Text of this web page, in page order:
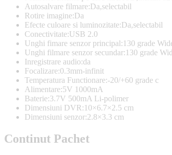
Autosalvare filmare:Da,selectabil
Rotire imagine:Da
Efecte culoare si luminozitate:Da,selectabil
Conectivitate:USB 2.0
Unghi fimare senzor principal:130 grade
Unghi filmare senzor secundar:130 grade
Inregistrare audio:da
Focalizare:0.3mm-infinit
Temperatura Functionare:-20/+60 grade c
Alimentare:5V 1000mA
Baterie:3.7V 500mA Li-polimer
Dimensiuni DVR:10×6.7×2.5 cm
Dimensiuni senzor:2.8×3.3 cm
Continut Pachet